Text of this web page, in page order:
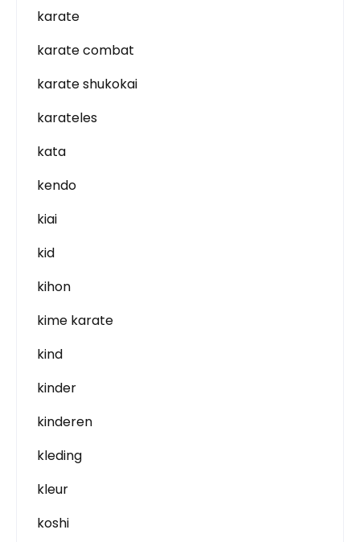
karate
karate combat
karate shukokai
karateles
kata
kendo
kiai
kid
kihon
kime karate
kind
kinder
kinderen
kleding
kleur
koshi